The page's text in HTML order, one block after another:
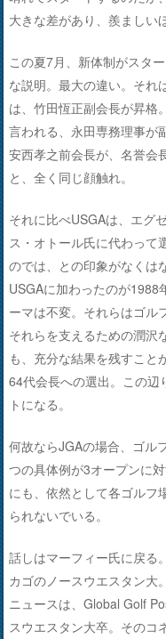
大きな差があり、羨ましい
この夏7月、新体制がスタ
な説明。最大の違い。それ
は、竹田恆正副会長が昇格
言われる、永田専務理事が
安西孝之前会長が、名誉会
と、全く同じ顔触れ。
それに比べUSGAは、エグ
ス・オトール氏に代わって
のでは、との印象がなくは
USGAに加わったのが1988
ーマは不変。それらはゴル
それらを支えるための潤沢
も、充分な結果を残すこと
64代会長への選出。この辺
トになる。
何故ならJGAの場合、ゴル
つの具体例が3オープンに
にも、依然として各ゴルフ
られないでいる。
話しはマーフィー氏に戻る
カゴのノースウエスタン大
ニュースは、Global Golf
スウエスタン大卒。そのコ